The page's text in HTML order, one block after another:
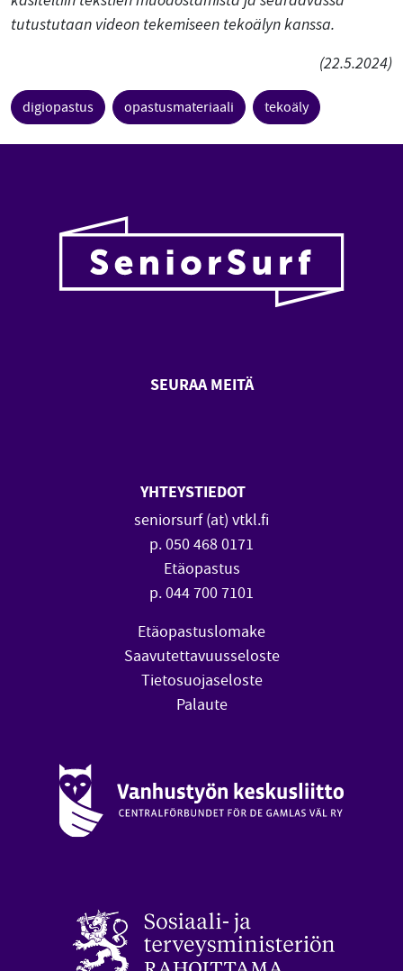
tutustutaan videon tekemiseen tekoälyn kanssa.
(22.5.2024)
digiopastus opastusmateriaali tekoäly
SEURAA MEITÄ
YHTEYSTIEDOT
seniorsurf (at) vtkl.fi
p. 050 468 0171
Etäopastus
p. 044 700 7101
Etäopastuslomake
Saavutettavuusseloste
Tietosuojaseloste
Palaute